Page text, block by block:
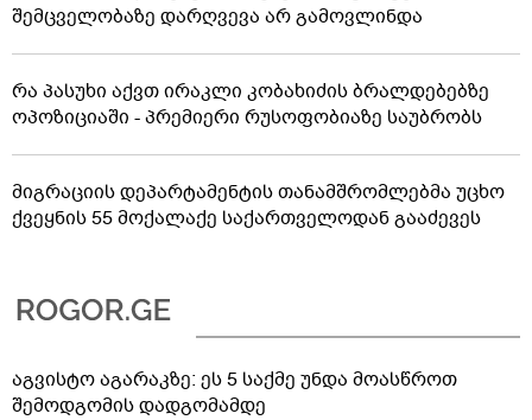
შემცველობაზე დარღვევა არ გამოვლინდა
რა პასუხი აქვთ ირაკლი კობახიძის ბრალდებებზე
ოპოზიციაში - პრემიერი რუსოფობიაზე საუბრობს
მიგრაციის დეპარტამენტის თანამშრომლებმა უცხო
ქვეყნის 55 მოქალაქე საქართველოდან გააძევეს
აგვისტო აგარაკზე: ეს 5 საქმე უნდა მოასწროთ
შემოდგომის დადგომამდე